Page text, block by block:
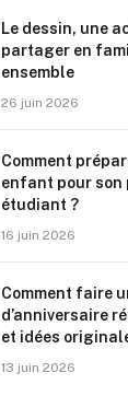
Le dessin, une
partager en
ensemble
26 juin 2026
Comment
enfant pour son
étudiant ?
16 juin 2026
Comment faire
d’anniversaire
et idées
13 juin 2026